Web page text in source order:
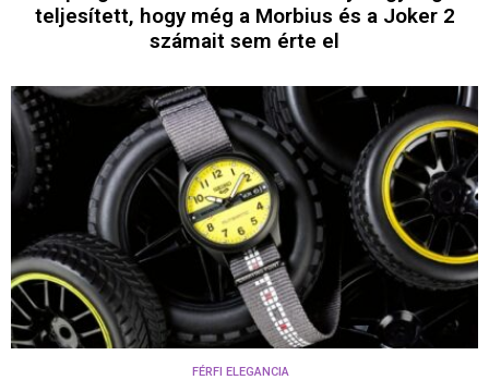
teljesített, hogy még a Morbius és a Joker 2
számait sem érte el
FÉRFI ELEGANCIA